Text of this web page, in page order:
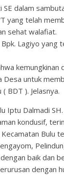
dalam
yang telah
sehat walafiat.
Lagiyo
Desa untuk
BDT ). Jelasnya.
Iptu Dalmadi
kondusif,
Bulu
baik dan
dengan